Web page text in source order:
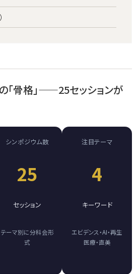
「骨格」——25セッションが
シンポジウム数
25
セッション
テーマ別に分科会形
式
注目テーマ
4
キーワード
エビデンス・AI・再生
医療・直美